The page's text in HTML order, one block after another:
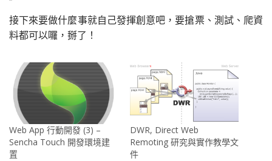
接下來要做什麼事就自己發揮創意吧，要搶票、測試、爬資
料都可以囉，掰了！
Web App 行動開發 (3) –
Sencha Touch 開發環境建
置
DWR, Direct Web
Remoting 研究與實作教學文
件